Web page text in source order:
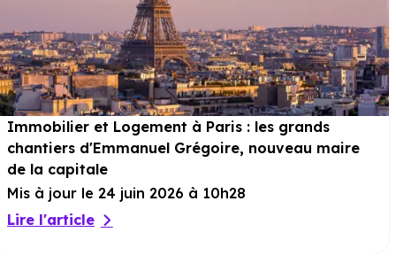
Immobilier et Logement à Paris : les grands
chantiers d'Emmanuel Grégoire, nouveau maire
de la capitale
Mis à jour le 24 juin 2026 à 10h28
Lire l'article